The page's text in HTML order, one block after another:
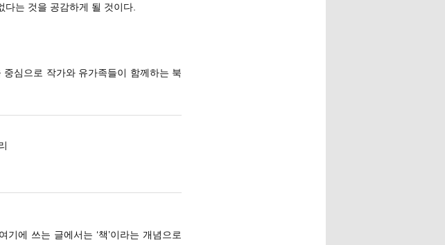
는 것을 공감하게 될 것이다.
심으로 작가와 유가족들이 함께하는 북
에 쓰는 글에서는 ‘책’이라는 개념으로